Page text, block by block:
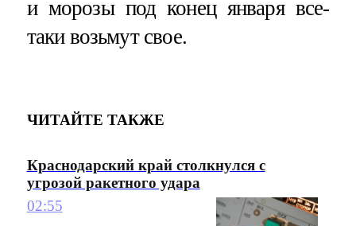
и морозы под конец января все-
таки возьмут свое.
ЧИТАЙТЕ ТАКЖЕ
Краснодарский край столкнулся с
угрозой ракетного удара
02:55